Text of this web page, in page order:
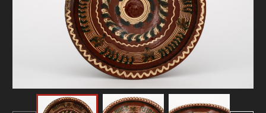
ОНЛАЙН-КРАМНИЦЯ
ПІДТРИМАТИ